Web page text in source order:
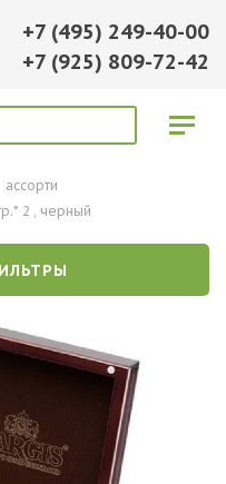
+7 (495) 249-40-00
+7 (925) 809-72-42
ассорти
2 , черный